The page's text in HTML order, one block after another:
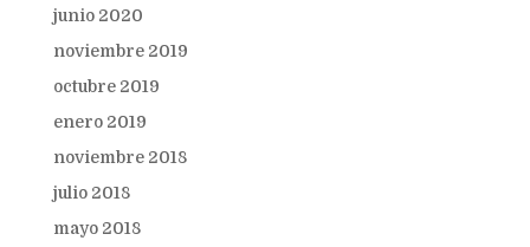
junio 2020
noviembre 2019
octubre 2019
enero 2019
noviembre 2018
julio 2018
mayo 2018